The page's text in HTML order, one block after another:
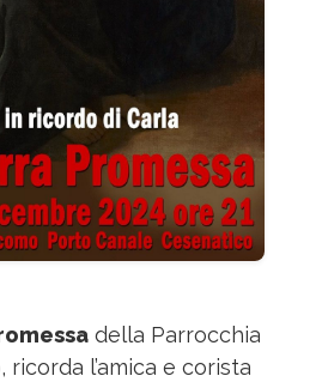
della Parrocchia
ricorda l’amica e corista